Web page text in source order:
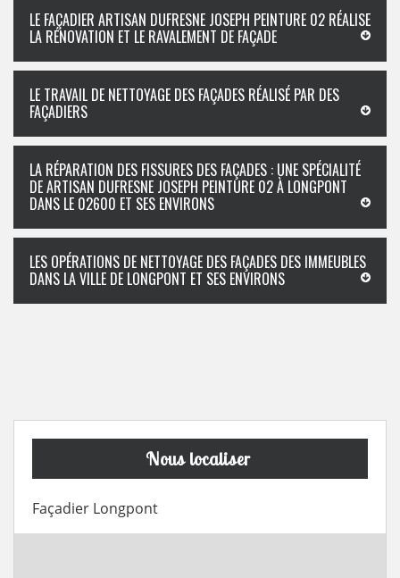
LE FAÇADIER ARTISAN DUFRESNE JOSEPH PEINTURE 02 RÉALISE
LA RÉNOVATION ET LE RAVALEMENT DE FAÇADE
LE TRAVAIL DE NETTOYAGE DES FAÇADES RÉALISÉ PAR DES
FAÇADIERS
LA RÉPARATION DES FISSURES DES FAÇADES : UNE SPÉCIALITÉ
DE ARTISAN DUFRESNE JOSEPH PEINTURE 02 À LONGPONT
DANS LE 02600 ET SES ENVIRONS
LES OPÉRATIONS DE NETTOYAGE DES FAÇADES DES IMMEUBLES
DANS LA VILLE DE LONGPONT ET SES ENVIRONS
Nous localiser
Façadier Longpont